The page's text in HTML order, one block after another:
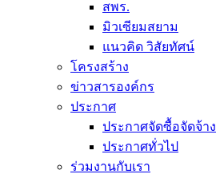
สพร.
มิวเซียมสยาม
แนวคิด วิสัยทัศน์
โครงสร้าง
ข่าวสารองค์กร
ประกาศ
ประกาศจัดซื้อจัดจ้าง
ประกาศทั่วไป
ร่วมงานกับเรา